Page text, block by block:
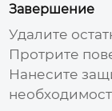
Завершение
Удалите
Протрите
Нанесите